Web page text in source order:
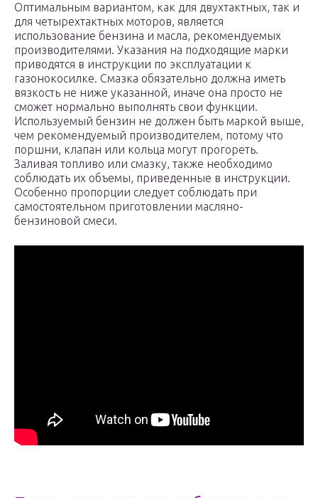
Оптимальным вариантом, как для двухтактных, так и
для четырехтактных моторов, является
использование бензина и масла, рекомендуемых
производителями. Указания на подходящие марки
приводятся в инструкции по эксплуатации к
газонокосилке. Смазка обязательно должна иметь
вязкость не ниже указанной, иначе она просто не
сможет нормально выполнять свои функции.
Используемый бензин не должен быть маркой выше,
чем рекомендуемый производителем, потому что
поршни, клапан или кольца могут прогореть.
Заливая топливо или смазку, также необходимо
соблюдать их объемы, приведенные в инструкции.
Особенно пропорции следует соблюдать при
самостоятельном приготовлении масляно-
бензиновой смеси.